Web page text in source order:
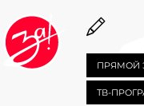
ПРЯМОЙ
ТВ-